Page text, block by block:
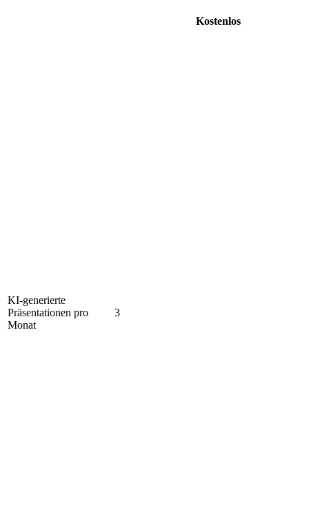
Kostenlos
KI-generierte
Präsentationen pro
Monat
3